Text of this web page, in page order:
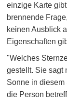
einzige Karte
brennende
keinen Ausblick
Eigenschaften
"Welches
gestellt. Sie sagt
Sonne in diesem
die Person